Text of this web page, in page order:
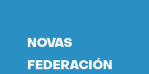
NOVAS
FEDERACIÓN